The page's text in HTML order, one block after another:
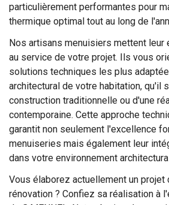
particulièrement performantes pour
thermique optimal tout au long de
Nos artisans menuisiers mettent
au service de votre projet. Ils vous
solutions techniques les plus
architectural de votre habitation, qu'il
construction traditionnelle ou d'une
contemporaine. Cette approche
garantit non seulement l'excellence
menuiseries mais également leur
dans votre environnement
Vous élaborez actuellement un projet
rénovation ? Confiez sa réalisation à